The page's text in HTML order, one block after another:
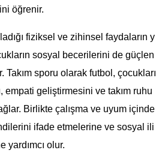
öğrenir.
fiziksel ve zihinsel faydaların y
sosyal becerilerini de güçlen
Takım sporu olarak futbol, çocukları
empati geliştirmesini ve takım ruhu
Birlikte çalışma ve uyum içinde
ifade etmelerine ve sosyal ili
yardımcı olur.